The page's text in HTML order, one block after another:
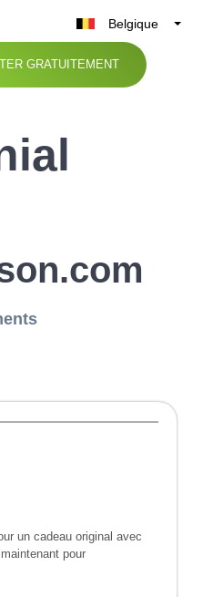
Belgique
België
Nederland
GRATUITEMENT
un cadeau original avec
pour